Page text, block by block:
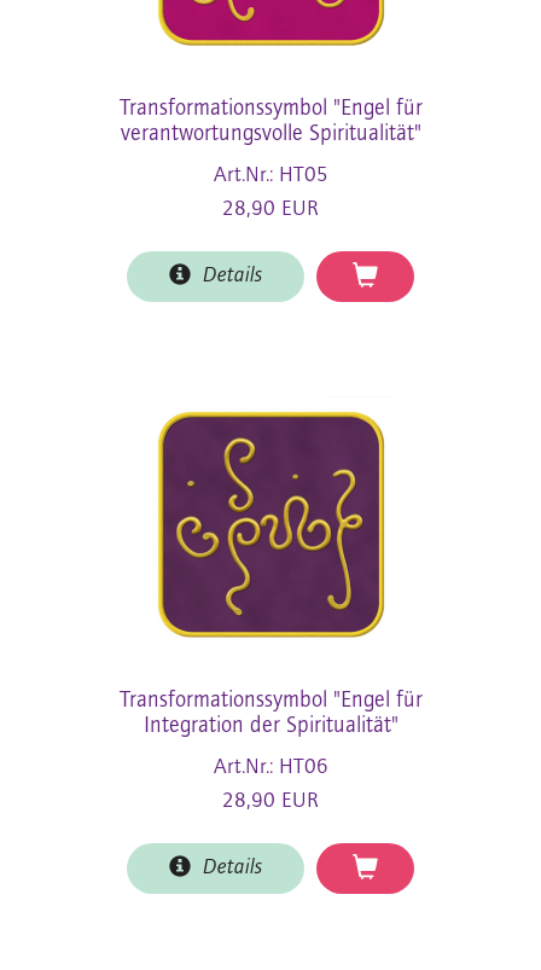
Transformationssymbol "Engel für
verantwortungsvolle Spiritualität"
Art.Nr.: HT05
28,90 EUR
Details
Transformationssymbol "Engel für
Integration der Spiritualität"
Art.Nr.: HT06
28,90 EUR
Details